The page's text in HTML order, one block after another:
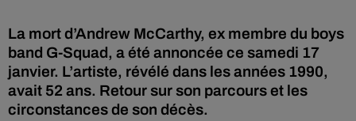
La mort d’Andrew McCarthy, ex membre du boys
band G-Squad, a été annoncée ce samedi 17
janvier. L’artiste, révélé dans les années 1990,
avait 52 ans. Retour sur son parcours et les
circonstances de son décès.